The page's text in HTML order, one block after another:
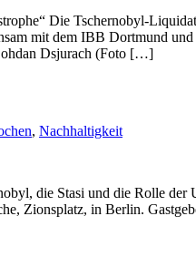
Die Tschernobyl-
mit dem IBB Dortmund
Dsjurach (Foto […]
, Nachhaltigkeit
die Stasi und die Rolle
Zionsplatz, in Berlin.